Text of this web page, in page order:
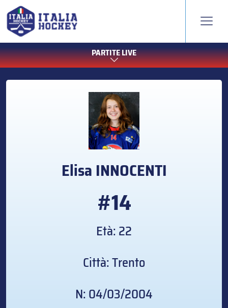
PARTITE LIVE
ElisaINNOCENTI
#14
Età: 22
Città: Trento
N: 04/03/2004